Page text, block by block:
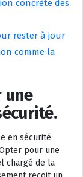
concrète des
rester à jour
comme la
une
en sécurité
pour une
chargé de la